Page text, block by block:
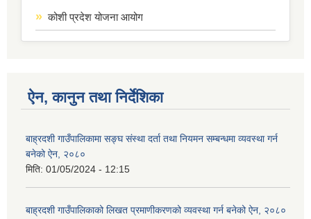
कोशी प्रदेश योजना आयोग
ऐन, कानुन तथा निर्देशिका
बाह्रदशी गाउँपालिकामा सङ्घ संस्था दर्ता तथा नियमन सम्बन्धमा व्यवस्था गर्न
बनेको ऐन, २०८०
मिति: 01/05/2024 - 12:15
बाह्रदशी गाउँपालिकाको लिखत प्रमाणीकरणको व्यवस्था गर्न बनेको ऐन, २०८०